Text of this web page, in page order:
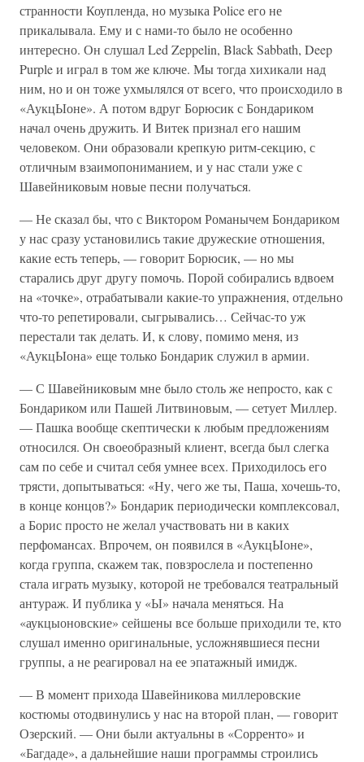
странности Коупленда, но музыка Police его не
прикалывала. Ему и с нами-то было не особенно
интересно. Он слушал Led Zeppelin, Black Sabbath, Deep
Purple и играл в том же ключе. Мы тогда хихикали над
ним, но и он тоже ухмылялся от всего, что происходило в
«АукцЫоне». А потом вдруг Борюсик с Бондариком
начал очень дружить. И Витек признал его нашим
человеком. Они образовали крепкую ритм-секцию, с
отличным взаимопониманием, и у нас стали уже с
Шавейниковым новые песни получаться.
— Не сказал бы, что с Виктором Романычем Бондариком
у нас сразу установились такие дружеские отношения,
какие есть теперь, — говорит Борюсик, — но мы
старались друг другу помочь. Порой собирались вдвоем
на «точке», отрабатывали какие-то упражнения, отдельно
что-то репетировали, сыгрывались… Сейчас-то уж
перестали так делать. И, к слову, помимо меня, из
«АукцЫона» еще только Бондарик служил в армии.
— С Шавейниковым мне было столь же непросто, как с
Бондариком или Пашей Литвиновым, — сетует Миллер.
— Пашка вообще скептически к любым предложениям
относился. Он своеобразный клиент, всегда был слегка
сам по себе и считал себя умнее всех. Приходилось его
трясти, допытываться: «Ну, чего же ты, Паша, хочешь-то,
в конце концов?» Бондарик периодически комплексовал,
а Борис просто не желал участвовать ни в каких
перфомансах. Впрочем, он появился в «АукцЫоне»,
когда группа, скажем так, повзрослела и постепенно
стала играть музыку, которой не требовался театральный
антураж. И публика у «Ы» начала меняться. На
«аукцыоновские» сейшены все больше приходили те, кто
слушал именно оригинальные, усложнявшиеся песни
группы, а не реагировал на ее эпатажный имидж.
— В момент прихода Шавейникова миллеровские
костюмы отодвинулись у нас на второй план, — говорит
Озерский. — Они были актуальны в «Сорренто» и
«Багдаде», а дальнейшие наши программы строились